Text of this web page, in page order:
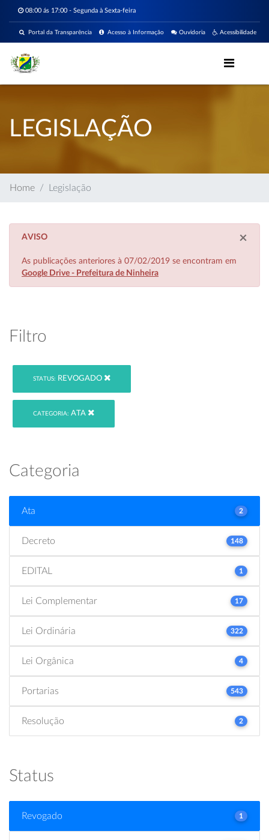
08:00 ás 17:00 - Segunda à Sexta-feira
Acessibilidade
Ouvidoria
Acesso à Informação
Portal da Transparência
LEGISLAÇÃO
Home Legislação
×
AVISO
As publicações anteriores à 07/02/2019 se encontram em
Google Drive - Prefeitura de Ninheira
Filtro
STATUS: REVOGADO
CATEGORIA: ATA
Categoria
Ata 2
Decreto 148
EDITAL 1
Lei Complementar 17
Lei Ordinária 322
Lei Orgânica 4
Portarias 543
Resolução 2
Status
Revogado 1